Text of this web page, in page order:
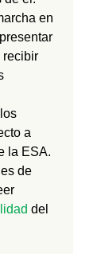
en
recibir
a
la ESA.
de
del